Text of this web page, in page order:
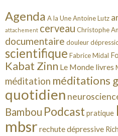
Agenda A la UneAntoine Lutz
attachement cerveau Christophe
documentaire douleur
scientifique Fabrice Midal
Kabat Zinn Le Monde livres
méditation méditations
quotidien
Bambou Podcast pratique
mbsr rechute dépressive